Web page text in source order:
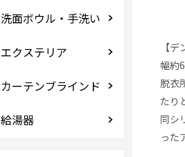
【
幅約
脱衣
たり
同シ
った
洗面ボウル・手洗い
エクステリア
カーテンブラインド
給湯器